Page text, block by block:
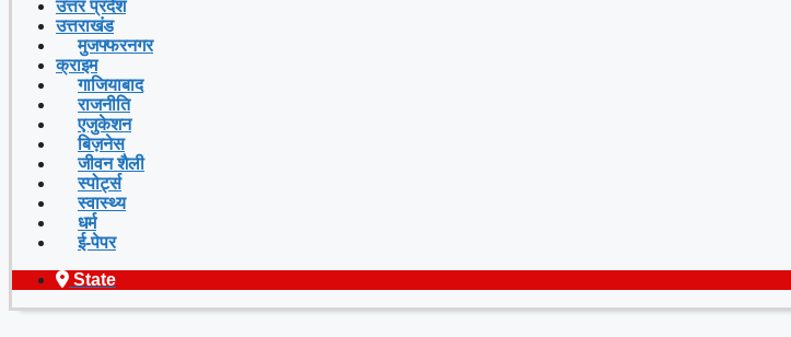
उत्तर प्रदेश
उत्तराखंड
मुजफ्फरनगर
क्राइम
गाजियाबाद
राजनीति
एजुकेशन
बिज़नेस
जीवन शैली
स्पोर्ट्स
स्वास्थ्य
धर्म
ई-पेपर
State